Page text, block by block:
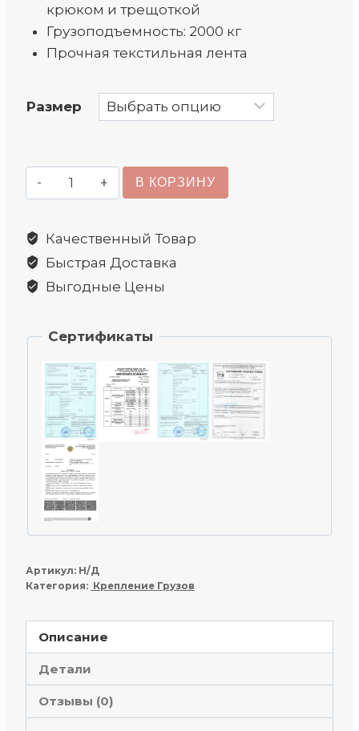
крюком и трещоткой
Грузоподъемность: 2000 кг
Прочная текстильная лента
Размер
Количество
товара
ремни
В КОРЗИНУ
Качественный Товар
Быстрая Доставка
Выгодные Цены
Сертификаты
Артикул: Н/Д
Категория: Крепление Грузов
Описание
Детали
Отзывы (0)